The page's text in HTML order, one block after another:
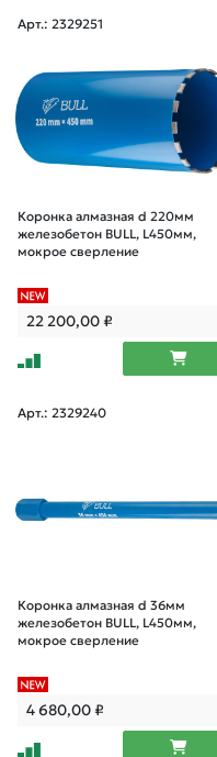
Арт.: 2329251
Коронка алмазная d 220мм
железобетон BULL, L450мм,
мокрое сверление
22 200,00₽
Арт.: 2329240
Коронка алмазная d 36мм
железобетон BULL, L450мм,
мокрое сверление
4 680,00₽